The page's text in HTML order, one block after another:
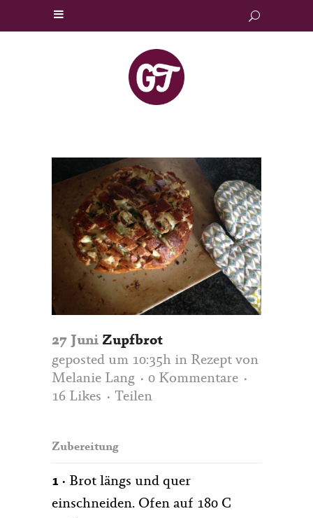
27 Juni Zupfbrot
geposted um 10:35h in Rezept von
Melanie Lang
0 Kommentare
16 Likes Teilen
Zubereitung
1 · Brot längs und quer
einschneiden. Ofen auf 180 C